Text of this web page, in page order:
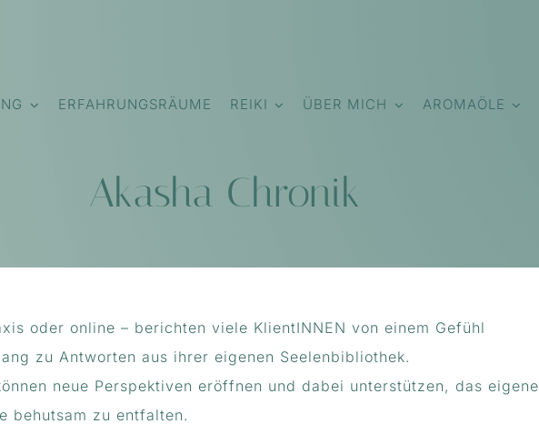
ERFAHRUNGSRÄUME REIKI ÜBER MICH AROMAÖLE
Akasha Chronik
oder online – berichten viele KlientINNEN von einem Gefühl
zu Antworten aus ihrer eigenen Seelenbibliothek.
neue Perspektiven eröffnen und dabei unterstützen, das eigene
behutsam zu entfalten.